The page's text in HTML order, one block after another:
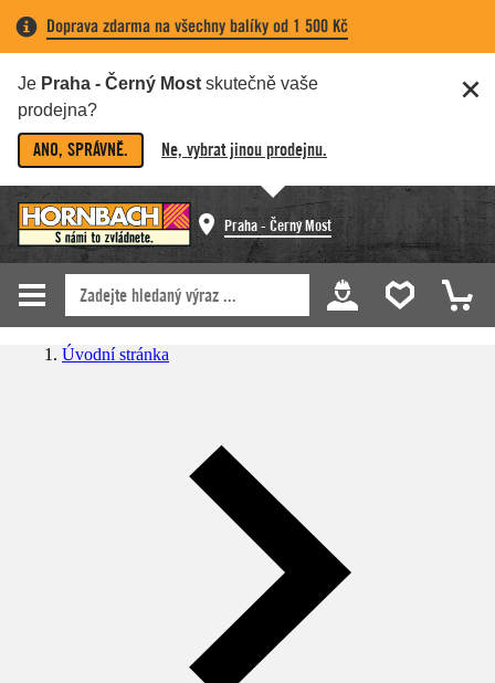
Doprava zdarma na všechny balíky od 1 500 Kč
Je Praha - Černý Most skutečně vaše
prodejna?
ANO, SPRÁVNĚ. Ne, vybrat jinou prodejnu.
Praha - Černý Most
Úvodní stránka